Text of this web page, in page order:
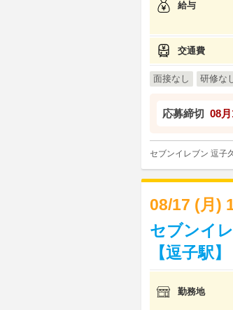
給与
交通費
面接なし 研修な
応募締切 08月
セブンイレブン 逗子
08/17 (月)
セブンイ
【逗子駅】
勤務地